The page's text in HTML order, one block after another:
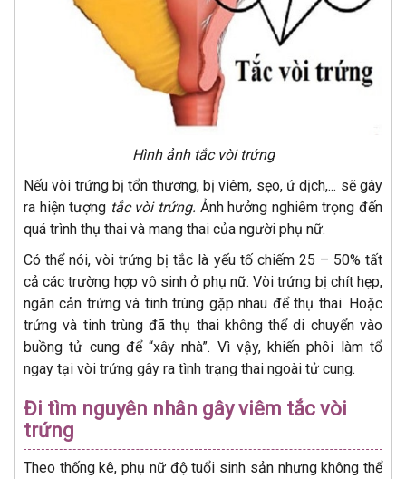
Hình ảnh tắc vòi trứng
Nếu vòi trứng bị tổn thương, bị viêm, sẹo, ứ dịch,... sẽ gây
ra hiện tượng tắc vòi trứng. Ảnh hưởng nghiêm trọng đến
quá trình thụ thai và mang thai của người phụ nữ.
Có thể nói, vòi trứng bị tắc là yếu tố chiếm 25 – 50% tất
cả các trường hợp vô sinh ở phụ nữ. Vòi trứng bị chít hẹp,
ngăn cản trứng và tinh trùng gặp nhau để thụ thai. Hoặc
trứng và tinh trùng đã thụ thai không thể di chuyển vào
buồng tử cung để “xây nhà”. Vì vậy, khiến phôi làm tổ
ngay tại vòi trứng gây ra tình trạng thai ngoài tử cung.
Đi tìm nguyên nhân gây viêm tắc vòi
trứng
Theo thống kê, phụ nữ độ tuổi sinh sản nhưng không thể